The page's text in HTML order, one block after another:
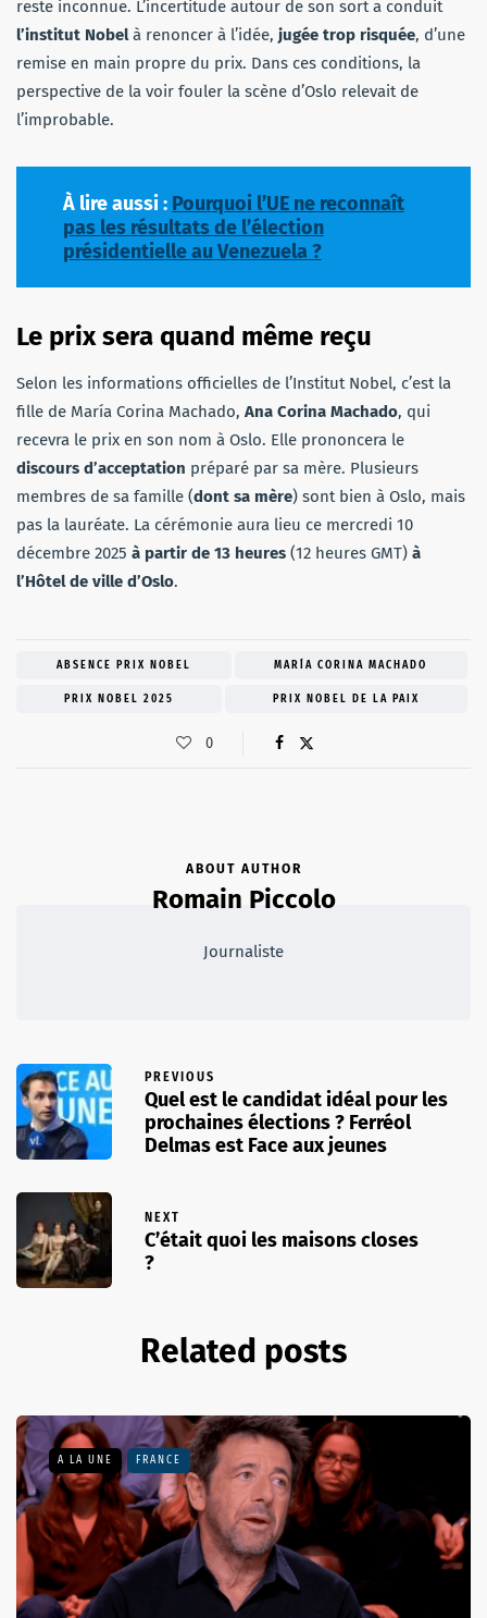
reste inconnue. L’incertitude autour de son sort a conduit
l’institut Nobelà renoncer à l’idée, jugée trop risquée, d’une
remise en main propre du prix. Dans ces conditions, la
perspective de la voir fouler la scène d’Oslo relevait de
l’improbable.
À lire aussi : Pourquoi l’UE ne reconnaît
pas les résultats de l’élection
présidentielle au Venezuela ?
Le prix sera quand même reçu
Selon les informations officielles de l’Institut Nobel, c’est la
fille de María Corina Machado, Ana Corina Machado, qui
recevra le prix en son nom à Oslo. Elle prononcera le
discours d’acceptation préparé par sa mère. Plusieurs
membres de sa famille (dont sa mère) sont bien à Oslo, mais
pas la lauréate. La cérémonie aura lieu ce mercredi 10
décembre 2025 à partir de 13 heures (12 heures GMT) à
l’Hôtel de ville d’Oslo.
ABSENCE PRIX NOBEL MARÍA CORINA MACHADO
PRIX NOBEL 2025 PRIX NOBEL DE LA PAIX
0
ABOUT AUTHOR
Romain Piccolo
Journaliste
PREVIOUS
Quel est le candidat idéal pour les
prochaines élections ? Ferréol
Delmas est Face aux jeunes
NEXT
C’était quoi les maisons closes
?
Related posts
A LA UNE FRANCE